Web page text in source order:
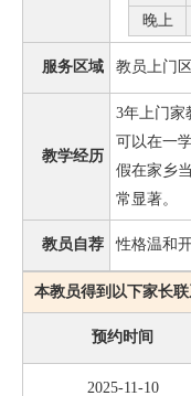
晚上
服务区域 教员上门
教学经历
3年上门家
可以在一
假在家乡
常显著。
教员自荐 性格温和
本教员得到以下家长
预约时间
2025-11-10